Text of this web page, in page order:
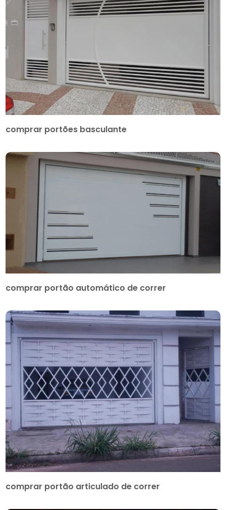
comprar portões basculante
comprar portão automático de correr
comprar portão articulado de correr